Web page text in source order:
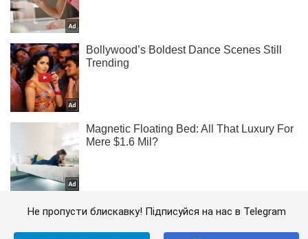
Не пропусти блискавку! Підписуйся на нас в Telegram